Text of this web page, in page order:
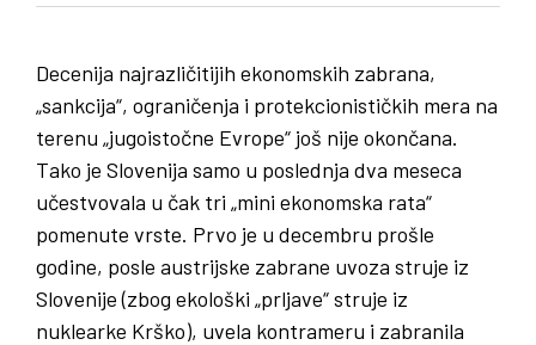
Decenija najrazličitijih ekonomskih zabrana,
„sankcija“, ograničenja i protekcionističkih mera na
terenu „jugoistočne Evrope“ još nije okončana.
Tako je Slovenija samo u poslednja dva meseca
učestvovala u čak tri „mini ekonomska rata“
pomenute vrste. Prvo je u decembru prošle
godine, posle austrijske zabrane uvoza struje iz
Slovenije (zbog ekološki „prljave“ struje iz
nuklearke Krško), uvela kontrameru i zabranila